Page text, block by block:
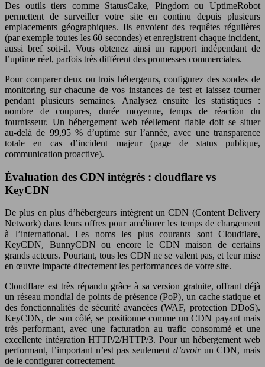
Des outils tiers comme StatusCake, Pingdom ou UptimeRobot
permettent de surveiller votre site en continu depuis plusieurs
emplacements géographiques. Ils envoient des requêtes régulières
(par exemple toutes les 60 secondes) et enregistrent chaque incident,
aussi bref soit‑il. Vous obtenez ainsi un rapport indépendant de
l’uptime réel, parfois très différent des promesses commerciales.
Pour comparer deux ou trois hébergeurs, configurez des sondes de
monitoring sur chacune de vos instances de test et laissez tourner
pendant plusieurs semaines. Analysez ensuite les statistiques :
nombre de coupures, durée moyenne, temps de réaction du
fournisseur. Un hébergement web réellement fiable doit se situer
au‑delà de 99,95 % d’uptime sur l’année, avec une transparence
totale en cas d’incident majeur (page de status publique,
communication proactive).
Évaluation des CDN intégrés : cloudflare vs
KeyCDN
De plus en plus d’hébergeurs intègrent un CDN (Content Delivery
Network) dans leurs offres pour améliorer les temps de chargement
à l’international. Les noms les plus courants sont Cloudflare,
KeyCDN, BunnyCDN ou encore le CDN maison de certains
grands acteurs. Pourtant, tous les CDN ne se valent pas, et leur mise
en œuvre impacte directement les performances de votre site.
Cloudflare est très répandu grâce à sa version gratuite, offrant déjà
un réseau mondial de points de présence (PoP), un cache statique et
des fonctionnalités de sécurité avancées (WAF, protection DDoS).
KeyCDN, de son côté, se positionne comme un CDN payant mais
très performant, avec une facturation au trafic consommé et une
excellente intégration HTTP/2/HTTP/3. Pour un hébergement web
performant, l’important n’est pas seulement d’avoirun CDN, mais
de le configurer correctement.